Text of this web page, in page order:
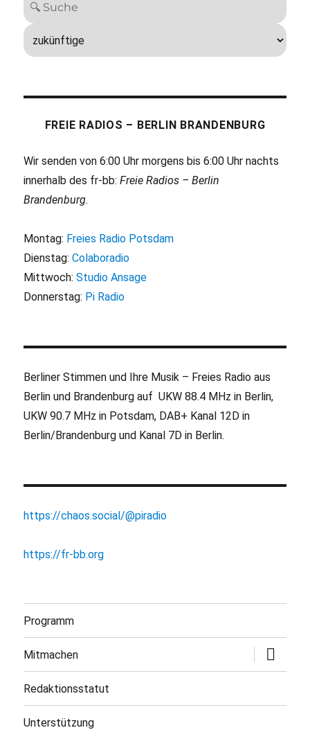
FREIE RADIOS – BERLIN BRANDENBURG
Wir senden von 6:00 Uhr morgens bis 6:00 Uhr nachts
innerhalb des fr-bb:Freie Radios – Berlin
Brandenburg.
Montag: Freies Radio Potsdam
Dienstag:Colaboradio
Mittwoch:Studio Ansage
Donnerstag: Pi Radio
Berliner Stimmen und Ihre Musik – Freies Radio aus
Berlin und Brandenburg auf UKW 88.4 MHz in Berlin,
UKW 90.7 MHz in Potsdam, DAB+ Kanal 12D in
Berlin/Brandenburg und Kanal 7D in Berlin.
https://chaos.social/@piradio
https://fr-bb.org
Programm
Mitmachen
öffnen
Redaktionsstatut
Unterstützung